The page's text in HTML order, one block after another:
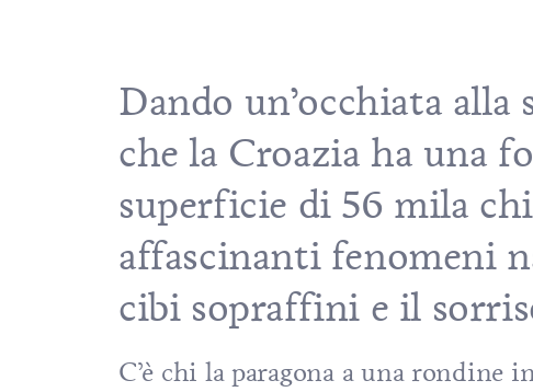
Dando un’occhiata alla
che la Croazia ha una
superficie di 56 mila
affascinanti fenomeni
cibi sopraffini e il
C’è chi la paragona a una rondine